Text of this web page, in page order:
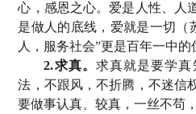
心，感恩之心。爱是人性、人
是做人的底线，爱就是一切（
人，服务社会”更是百年一中的
2.求真。 求真就是要学
法，不跟风，不折腾，不迷信
要做事认真、较真，一丝不苟